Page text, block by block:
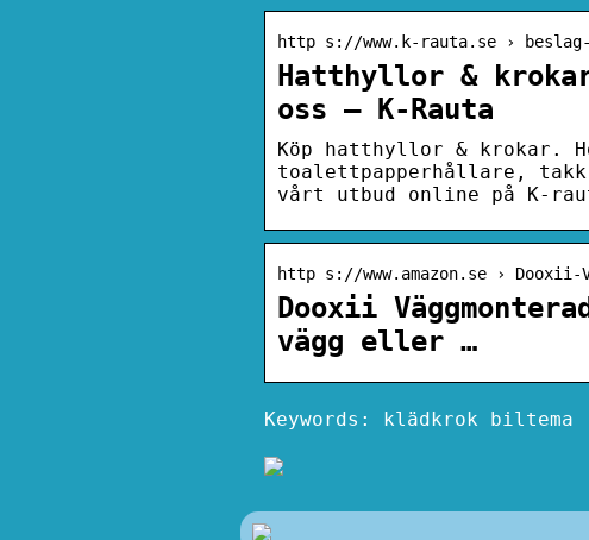
http s://www.k-rauta.se ›
Hatthyllor &
oss – K-Rauta
Köp hatthyllor & krokar.
toalettpapperhållare,
vårt utbud online på K-
http s://www.amazon.se › Dooxii-
Dooxii
vägg eller …
Keywords: klädkrok biltema